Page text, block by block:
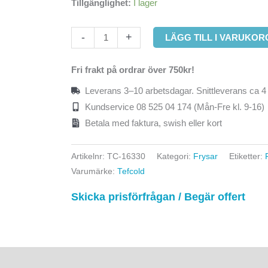
8.900,00kr.
Tillgänglighet: I lager
- + LÄGG TILL I
Fri frakt på ordrar över 750kr!
Leverans 3–10 arbetsdagar. Snittleverans ca 4
Kundservice 08 525 04 174 (Mån-Fre kl. 9-16)
Betala med faktura, swish eller kort
Artikelnr:TC-16330 Kategori: Frysar Etiketter:
Varumärke: Tefcold
Skicka prisförfrågan / Begär offert